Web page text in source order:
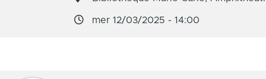
mer 12/03/2025 - 14:00